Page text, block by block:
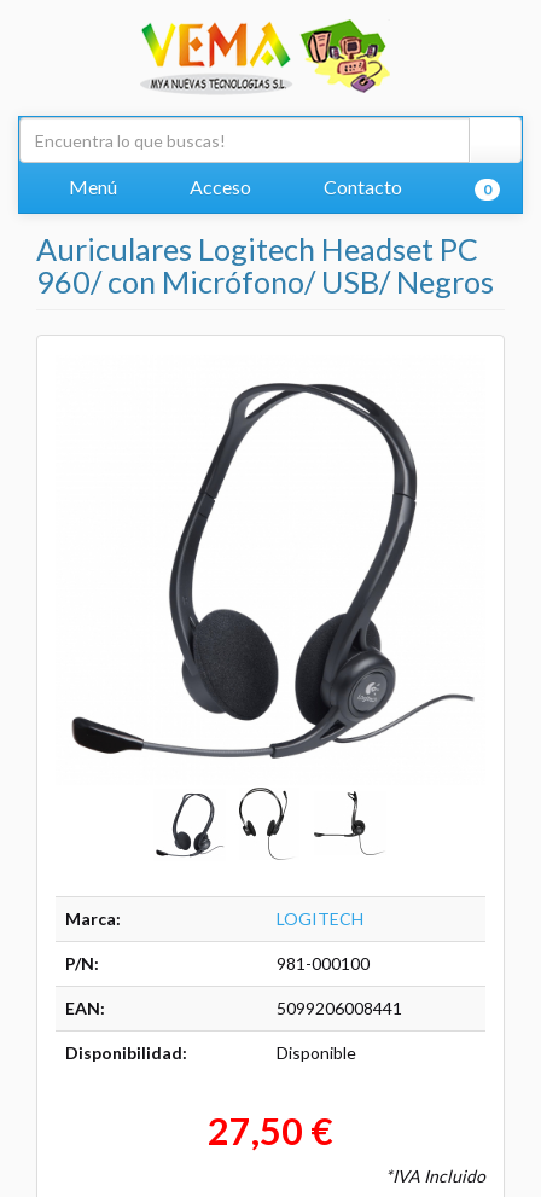
Menú Acceso Contacto 0
Auriculares Logitech Headset PC
960/ con Micrófono/ USB/ Negros
Marca: LOGITECH
P/N: 981-000100
EAN: 5099206008441
Disponibilidad: Disponible
27,50 €
*IVA Incluido